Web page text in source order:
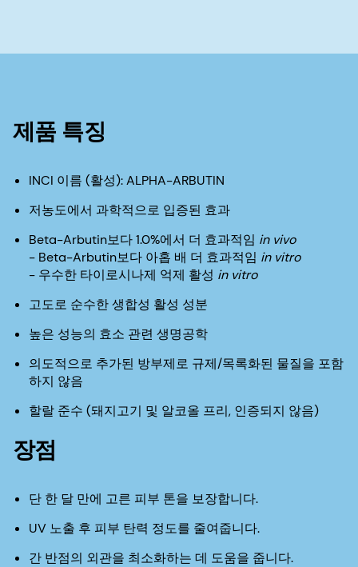
제품 특징
INCI 이름 (활성): ALPHA-ARBUTIN
저농도에서 과학적으로 입증된 효과
Beta-Arbutin보다 1.0%에서 더 효과적임 in vivo
- Beta-Arbutin보다 아홉 배 더 효과적임 in vitro
- 우수한 타이로시나제 억제 활성 in vitro
고도로 순수한 생합성 활성 성분
높은 성능의 효소 관련 생명공학
의도적으로 추가된 방부제로 규제/목록화된 물질을 포함
하지 않음
할랄 준수 (돼지고기 및 알코올 프리, 인증되지 않음)
장점
단 한 달 만에 고른 피부 톤을 보장합니다.
UV 노출 후 피부 탄력 정도를 줄여줍니다.
간 반점의 외관을 최소화하는 데 도움을 줍니다.